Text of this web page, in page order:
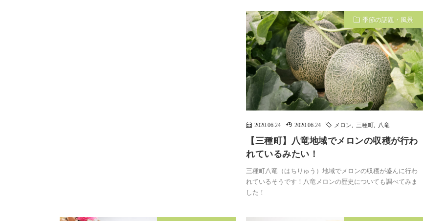
季節の話題・風景
2020.06.24 2020.06.24 メロン 三種町 八竜
【三種町】八竜地域でメロンの収穫が行わ
れているみたい！
三種町八竜（はちりゅう）地域でメロンの収穫が盛んに行わ
れているそうです！八竜メロンの歴史についても調べてみま
した！